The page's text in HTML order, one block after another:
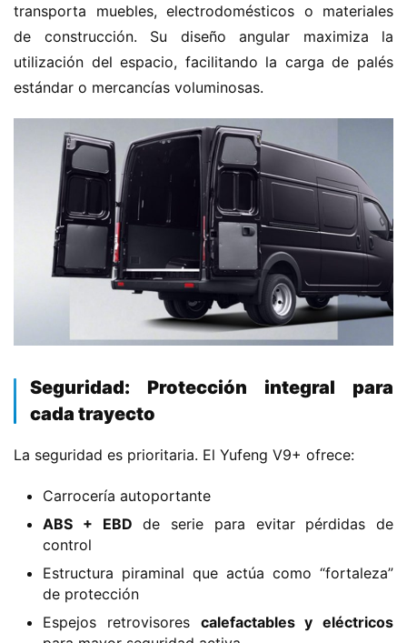
H
m
c
m
transporta muebles, electrodomésticos o materiales
de construcción. Su diseño angular maximiza la
utilización del espacio, facilitando la carga de palés
estándar o mercancías voluminosas.
​Seguridad: Protección integral para
cada trayecto​
La seguridad es prioritaria. El Yufeng V9+ ofrece:
Carrocería autoportante
​ABS + EBD​ ​ de serie para evitar pérdidas de
control
Estructura piraminal que actúa como “fortaleza”
de protección
Espejos retrovisores ​ ​calefactables y eléctricos​